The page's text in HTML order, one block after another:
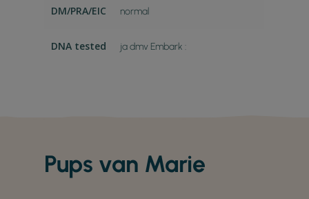
DM/PRA/EIC normal
DNA tested ja dmv Embark :
Pups van Marie